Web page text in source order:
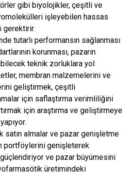
gibi biyolojikler, çeşitli ve
işleyebilen hassas
gerektirir.
tutarlı performansın sağlanması
korunması, pazarın
teknik zorluklara yol
membran malzemelerini ve
geliştirmek, çeşitli
için saflaştırma verimliliğini
için araştırma ve geliştirmeye
satın almalar ve pazar genişletme
portföylerini genişleterek
güçlendiriyor ve pazar büyümesini
üretimindeki